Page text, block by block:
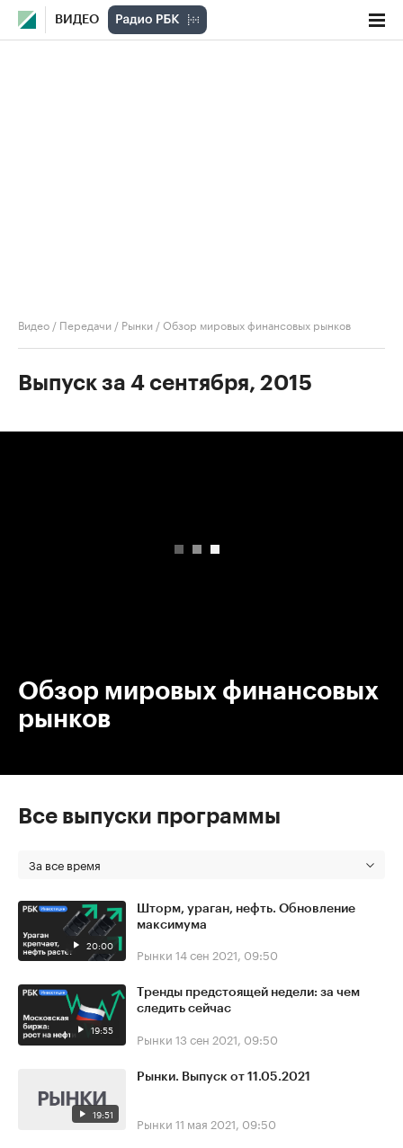
ВИДЕО
Видео / Передачи / Рынки /Обзор мировых финансовых рынков
Выпуск за 4 сентября, 2015
Обзор мировых финансовых
рынков
Все выпуски программы
За все время
20:00
Шторм, ураган, нефть. Обновление
максимума
Рынки 14 сен 2021, 09:50
19:55
Тренды предстоящей недели: за чем
следить сейчас
Рынки 13 сен 2021, 09:50
19:51
Рынки. Выпуск от 11.05.2021
Рынки 11 мая 2021, 09:50